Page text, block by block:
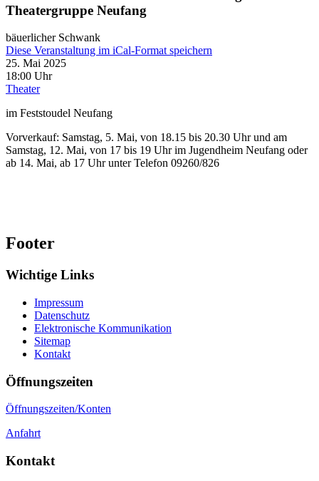
Theatergruppe Neufang
bäuerlicher Schwank
Diese Veranstaltung im iCal-Format speichern
25. Mai 2025
18:00 Uhr
Theater
im Feststoudel Neufang
Vorverkauf: Samstag, 5. Mai, von 18.15 bis 20.30 Uhr und am
Samstag, 12. Mai, von 17 bis 19 Uhr im Jugendheim Neufang oder
ab 14. Mai, ab 17 Uhr unter Telefon 09260/826
Footer
Wichtige Links
Impressum
Datenschutz
Elektronische Kommunikation
Sitemap
Kontakt
Öffnungszeiten
Öffnungszeiten/Konten
Anfahrt
Kontakt